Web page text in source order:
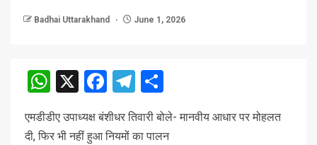
Badhai Uttarakhand June 1, 2026
WhatsApp
X Facebook
Telegram
एमडीडीए उपाध्यक्ष बंशीधर तिवारी बोले- मानवीय आधार पर मोहलत
दी, फिर भी नहीं हुआ नियमों का पालन